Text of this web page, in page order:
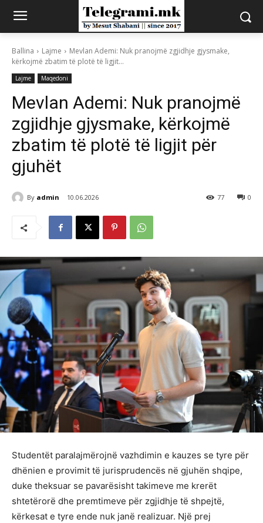
Ballina Lajme
Mevlan Ademi: Nuk pranojmë zgjidhje gjysmake,
kërkojmë zbatim të plotë të ligjit...
Lajme Maqedoni
Mevlan Ademi: Nuk pranojmë
zgjidhje gjysmake, kërkojmë
zbatim të plotë të ligjit për
gjuhët
By admin 10.06.2026 0
77
Studentët paralajmërojnë vazhdimin e kauzes se tyre për
dhënien e provimit të jurisprudencës në gjuhën shqipe,
duke theksuar se pavarësisht takimeve me krerët
shtetërorë dhe premtimeve për zgjidhje të shpejtë,
kërkesat e tyre ende nuk janë realizuar. Një prej